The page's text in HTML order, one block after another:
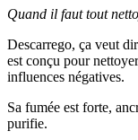
Quand il faut tout
Descarrego, ça veut
est conçu pour
influences négatives.
Sa fumée est forte,
purifie.